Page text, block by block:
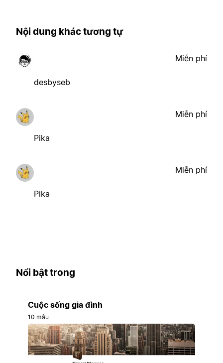
Nội dung khác tương tự
desbyseb
Miễn phí
Pika
Miễn phí
Pika
Miễn phí
Nổi bật trong
Cuộc sống gia đình
10 mẫu